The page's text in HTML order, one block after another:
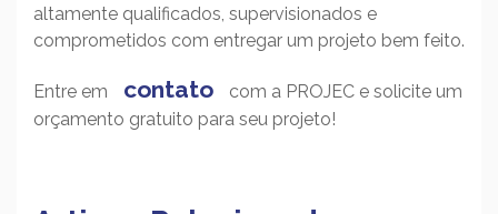
altamente qualificados, supervisionados e
comprometidos com entregar um projeto bem feito.
Entre em contato
com a PROJEC e solicite um
orçamento gratuito para seu projeto!